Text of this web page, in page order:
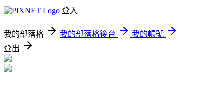
登入
我的部落格 我的部落格後台
我的帳號
登出